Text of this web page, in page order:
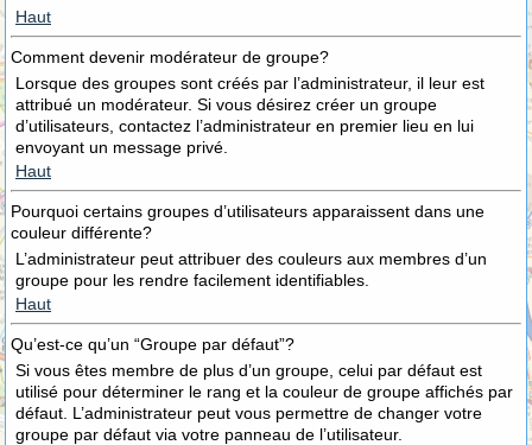
Haut
Comment devenir modérateur de groupe?
Lorsque des groupes sont créés par l’administrateur, il leur est
attribué un modérateur. Si vous désirez créer un groupe
d’utilisateurs, contactez l’administrateur en premier lieu en lui
envoyant un message privé.
Haut
Pourquoi certains groupes d’utilisateurs apparaissent dans une
couleur différente?
L’administrateur peut attribuer des couleurs aux membres d’un
groupe pour les rendre facilement identifiables.
Haut
Qu’est-ce qu’un “Groupe par défaut”?
Si vous êtes membre de plus d’un groupe, celui par défaut est
utilisé pour déterminer le rang et la couleur de groupe affichés par
défaut. L’administrateur peut vous permettre de changer votre
groupe par défaut via votre panneau de l’utilisateur.